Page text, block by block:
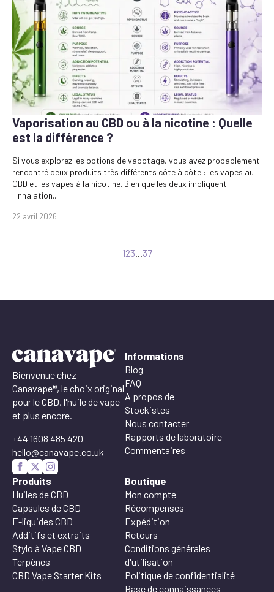
Vaporisation au CBD ou à la nicotine : Quelle
est la différence ?
22 avril 2026
Si vous explorez les options de vapotage, vous avez probablement
rencontré deux produits très différents côte à côte : les vapes au
CBD et les vapes à la nicotine. Bien que les deux impliquent
l'inhalation...
123 37
Bienvenue chez
Canavape®, le choix original
pour le CBD, l'huile de vape
et plus encore.
+44 1608 485 420
hello@canavape.co.uk
Informations
Blog
FAQ
A propos de
Stockistes
Nous contacter
Rapports de laboratoire
Commentaires
Produits
Huiles de CBD
Capsules de CBD
E-liquides CBD
Additifs et extraits
Stylo à Vape CBD
Terpènes
CBD Vape Starter Kits
Boutique
Mon compte
Récompenses
Expédition
Retours
Conditions générales
d'utilisation
Politique de confidentialité
Base de connaissances